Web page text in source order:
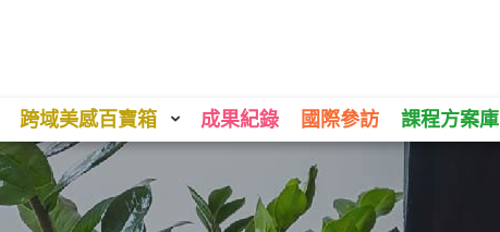
跨域美感百寶箱 成果紀錄 國際參訪 課程方案庫